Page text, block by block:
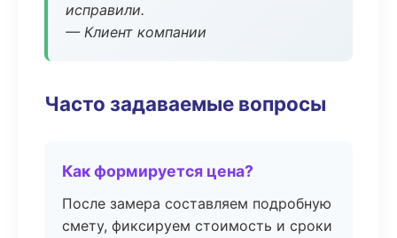
исправили.
— Клиент компании
Часто задаваемые вопросы
Как формируется цена?
После замера составляем подробную
смету, фиксируем стоимость и сроки